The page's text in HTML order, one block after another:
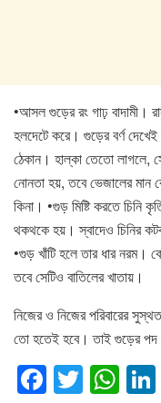
•আসল গুড়ের রং গাঢ় বাদামী।
হলদেটে করে। গুড়ের বর্ণ
ঠেকান। হাল্কা তেতো লাগলে,
নোনতা হয়, তবে ভেজালের মান
কিনা। •গুড় মিষ্টি করতে
থকথকে হয়। স্বাদেও চিনির
•গুড় খাঁটি হলে তার ধার নরম।
তবে সেটিও বাতিলের খাতায়।
নিজের ও নিজের পরিবারের
তো হতেই হবে। তাই গুড়ের পদ
F T W